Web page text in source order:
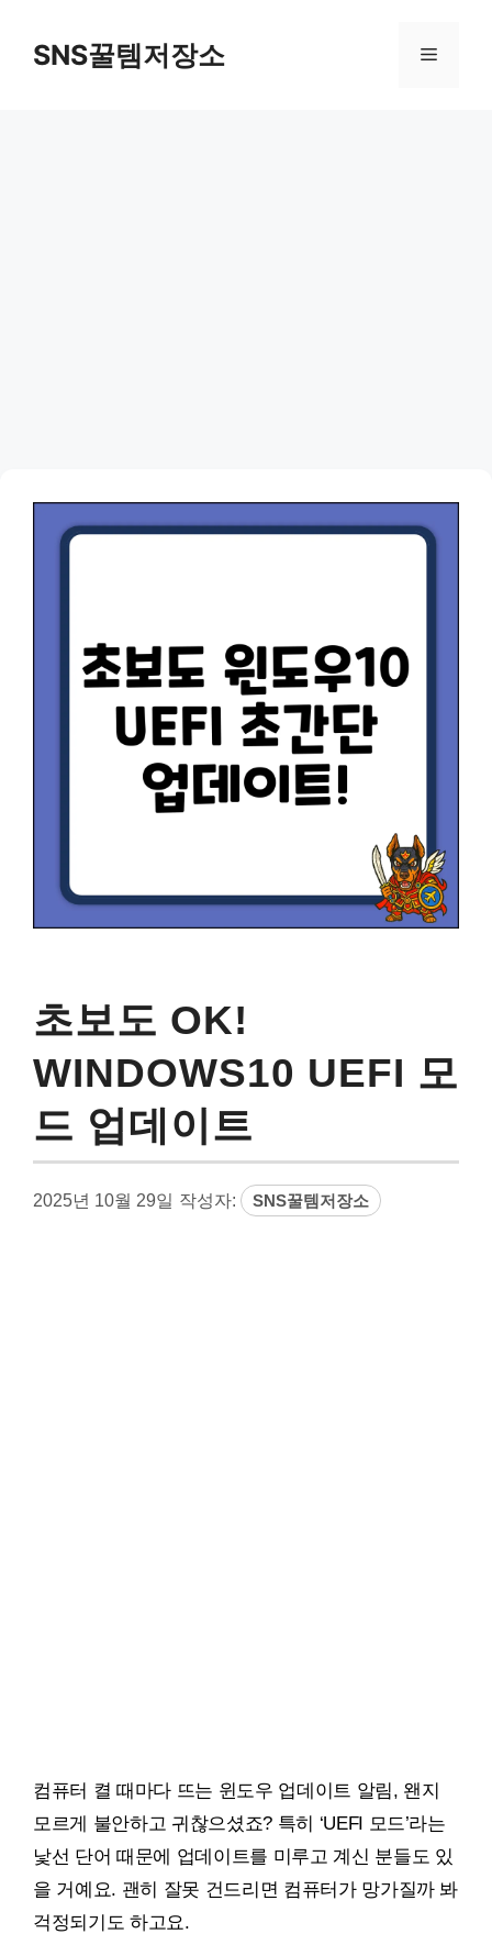
SNS꿀템저장소 메
초보도 OK!
WINDOWS10 UEFI 모
드 업데이트
2025년 10월 29일 작성자: SNS꿀템저장소
컴퓨터 켤 때마다 뜨는 윈도우 업데이트 알림, 왠지
모르게 불안하고 귀찮으셨죠? 특히 ‘UEFI 모드’라는
낯선 단어 때문에 업데이트를 미루고 계신 분들도 있
을 거예요. 괜히 잘못 건드리면 컴퓨터가 망가질까 봐
걱정되기도 하고요.